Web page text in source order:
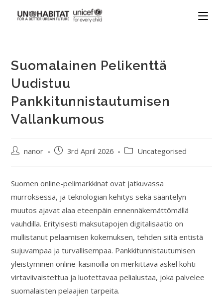
Suomalainen Pelikenttä
Uudistuu
Pankkitunnistautumisen
Vallankumous
nanor 3rd April 2026 Uncategorised
Suomen online-pelimarkkinat ovat jatkuvassa
murroksessa, ja teknologian kehitys sekä sääntelyn
muutos ajavat alaa eteenpäin ennennäkemättömällä
vauhdilla. Erityisesti maksutapojen digitalisaatio on
mullistanut pelaamisen kokemuksen, tehden siitä entistä
sujuvampaa ja turvallisempaa. Pankkitunnistautumisen
yleistyminen online-kasinoilla on merkittävä askel kohti
virtaviivaistettua ja luotettavaa pelialustaa, joka palvelee
suomalaisten pelaajien tarpeita.